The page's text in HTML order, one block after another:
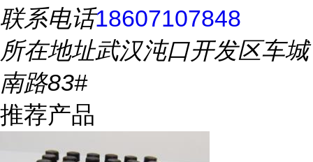
联系电话18607107848
所在地址武汉沌口开发区车城
南路83#
推荐产品